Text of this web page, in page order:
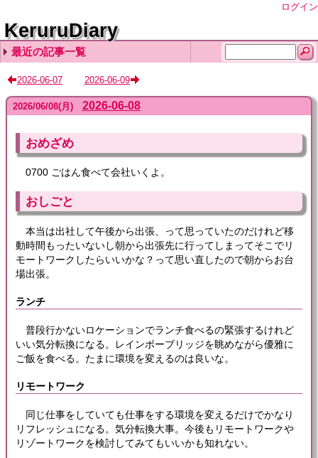
ログイン
KeruruDiary
最近の記事一覧
2026-08-06
2026-08-05
2026-08-04
2026-08-03
2026-08-02
2026-06-07 2026-06-09
2026/06/08(月) 2026-06-08
おめざめ
0700 ごはん食べて会社いくよ。
おしごと
本当は出社して午後から出張、って思っていたのだけれど移
動時間もったいないし朝から出張先に行ってしまってそこでリ
モートワークしたらいいかな？って思い直したので朝からお台
場出張。
ランチ
普段行かないロケーションでランチ食べるの緊張するけれど
いい気分転換になる。レインボーブリッジを眺めながら優雅に
ご飯を食べる。たまに環境を変えるのは良いな。
リモートワーク
同じ仕事をしていても仕事をする環境を変えるだけでかなり
リフレッシュになる。気分転換大事。今後もリモートワークや
リゾートワークを検討してみてもいいかも知れない。